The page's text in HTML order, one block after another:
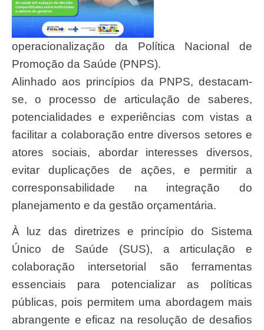
operacionalização da Política Nacional de
Promoção da Saúde (PNPS).
Alinhado aos princípios da PNPS, destacam-
se, o processo de articulação de saberes,
potencialidades e experiências com vistas a
facilitar a colaboração entre diversos setores e
atores sociais, abordar interesses diversos,
evitar duplicações de ações, e permitir a
corresponsabilidade na integração do
planejamento e da gestão orçamentária.
À luz das diretrizes e princípio do Sistema
Único de Saúde (SUS), a articulação e
colaboração intersetorial são ferramentas
essenciais para potencializar as políticas
públicas, pois permitem uma abordagem mais
abrangente e eficaz na resolução de desafios